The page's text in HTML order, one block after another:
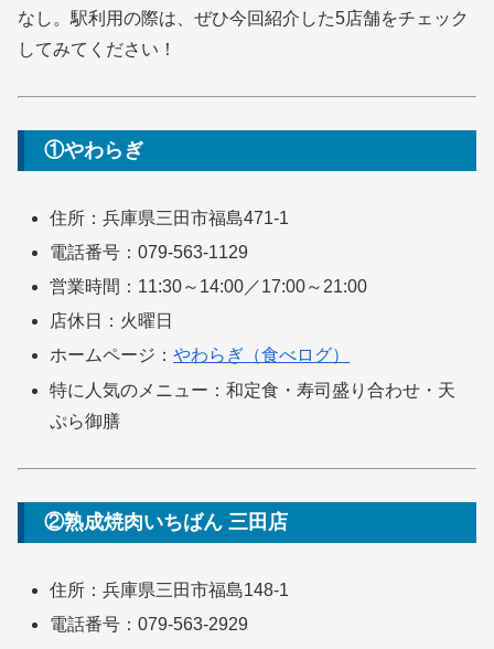
なし。駅利用の際は、ぜひ今回紹介した5店舗をチェック
してみてください！
①やわらぎ
住所：兵庫県三田市福島471-1
電話番号：079-563-1129
営業時間：11:30～14:00／17:00～21:00
店休日：火曜日
ホームページ：やわらぎ（食べログ）
特に人気のメニュー：和定食・寿司盛り合わせ・天
ぷら御膳
②熟成焼肉いちばん 三田店
住所：兵庫県三田市福島148-1
電話番号：079-563-2929